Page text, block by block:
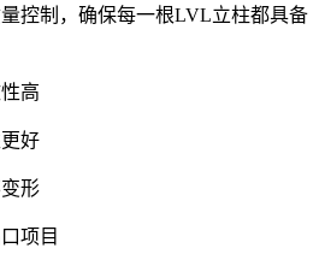
控制，确保每一根LVL立柱都具备
高
好
形
项目